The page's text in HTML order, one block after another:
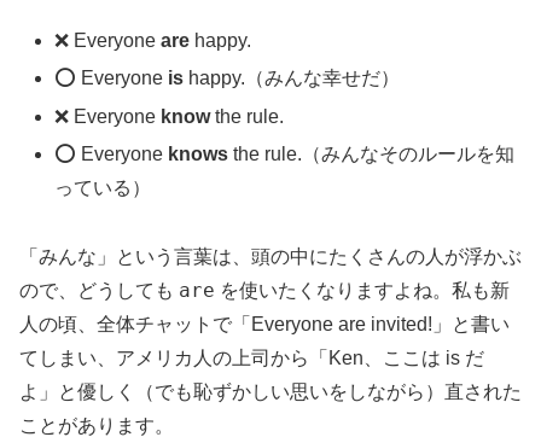
❌ Everyoneare happy.
⭕ Everyone is happy.（みんな幸せだ）
❌ Everyone knowthe rule.
⭕ Everyone knows the rule.（みんなそのルールを知
っている）
「みんな」という言葉は、頭の中にたくさんの人が浮かぶ
ので、どうしても are を使いたくなりますよね。私も新
人の頃、全体チャットで「Everyone are invited!」と書い
てしまい、アメリカ人の上司から「Ken、ここは is だ
よ」と優しく（でも恥ずかしい思いをしながら）直された
ことがあります。